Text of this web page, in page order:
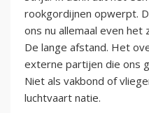
rookgordijnen opwerpt.
ons nu allemaal even
De lange afstand. Het
externe partijen die ons
Niet als vakbond of
luchtvaart natie.